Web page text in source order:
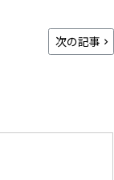
次の記事